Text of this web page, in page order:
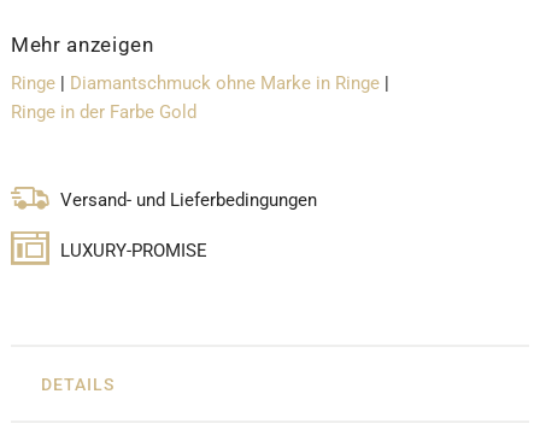
Mehr anzeigen
Ringe | Diamantschmuck ohne Marke in Ringe |
Ringe in der Farbe Gold
Versand- und Lieferbedingungen
LUXURY-PROMISE
DETAILS